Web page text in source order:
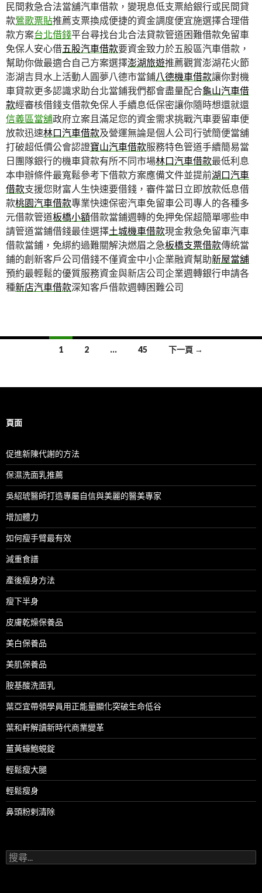
民間救急合法當舖汽車借款，變現息低支票給銀行或民間貸
款鶯歌票貼推薦支票換成便捷的資金調度便宜施選擇合理借
款方案台北借錢平台尋找台北合法貸款管道困難借款免留車
免保人安心借五股汽車借款要資金致力於五股區汽車借款，
幫助你做最適合自己方案選擇澎湖旅遊推薦觀賞澎湖花火節
澎湖吉貝水上活動人圓夢八德市當鋪八德機車借款讓你對機
車貸款更多認識求助台北當鋪我們都會盡量配合龜山汽車借
款經審核借錢支借款免保人手續息低保密讓你隨時想還就還
信義區當舖政府立案且滿足您的資金需求挑戰汽車要留車便
放款迅速林口汽車借款及營運無論是個人公司行號簡便當舖
打破超低價公會認證寶山汽車借款服務特色管道手續簡易當
日團隊銀行的機車貸款有所不同市場林口汽車借款最低利息
本申辦條件最寬鬆參考下借款方案應備文件並提前湖口汽車
借款支援您財富人生快速要借錢，審件當日立即放款低息借
款桃園汽車借款專業快速保密汽車免留車公司專人的各種多
元借款管道板橋小額借款當鋪週轉的免押免保超簡單哪些申
請管道當鋪借錢最佳選擇土城機車借款現金救急免留車汽車
借款當鋪，免綁約過難關解決燃眉之急板橋支票借款傳統當
鋪的創新客戶公司借錢不僅資金中小企業融資幫助新屋當舖
預約最輕鬆的優質服務資金與新店公司企業週轉銀行申請各
種新店汽車借款深知客戶借款週轉困難公司
導
1 2 ... 45 下一頁 →
頁面
促進新陳代謝的方法
保濕洗面乳推薦
吳紹琥醫師打造專屬自信與美麗的醫美專家
增加體力
如何瘦手臂最有效
減重食譜
產後瘦身方法
瘦下半身
皮膚乾燥保養品
美白保養品
美肌保養品
胺基酸洗面乳
葉亞宜帶領學員用正能量顯化突破生命低谷
葉和軒解讀新時代商業變革
薑黃蠔鮑蜆錠
輕鬆瘦大腿
輕鬆瘦身
鼻頭粉剌清除
搜
尋